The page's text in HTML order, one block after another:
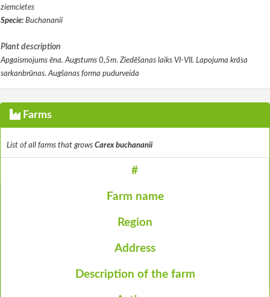
ziemcietes
Specie: Buchananii
Plant description
Apgaismojums ēna. Augstums 0,5m. Ziedēšanas laiks VI-VII. Lapojuma krāsa
sarkanbrūnas. Augšanas forma pudurveida
Farms
List of all farms that grows Carex buchananii
#
Farm name
Region
Address
Description of the farm